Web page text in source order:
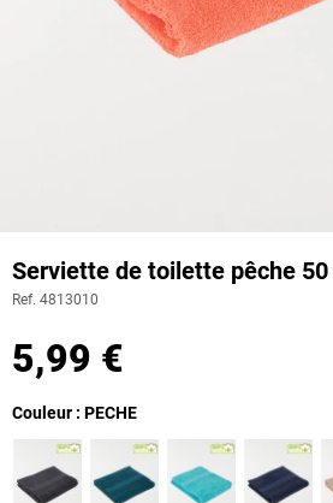
Serviette de toilette pêche 50
Ref. 4813010
5,99 €
Couleur : PECHE